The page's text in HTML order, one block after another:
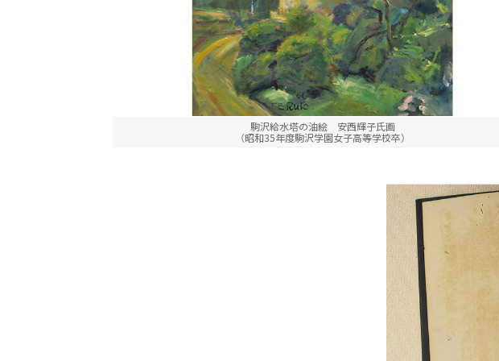
駒沢給水塔の油絵 安西輝子氏画
（昭和35年度駒沢学園女子高等学校卒）